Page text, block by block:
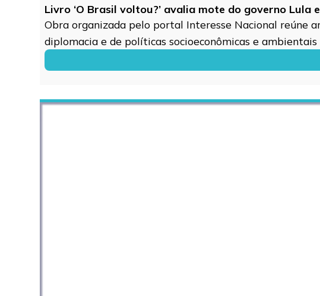
Livro ‘O Brasil voltou?’ avalia mote do governo Lula
Obra organizada pelo portal Interesse Nacional reúne
diplomacia e de políticas socioeconômicas e ambientais